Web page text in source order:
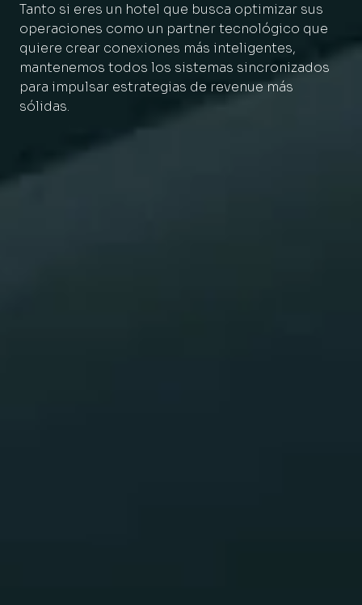
Tanto si eres un hotel que busca optimizar sus
operaciones como un partner tecnológico que
quiere crear conexiones más inteligentes,
mantenemos todos los sistemas sincronizados
para impulsar estrategias de revenue más
sólidas.